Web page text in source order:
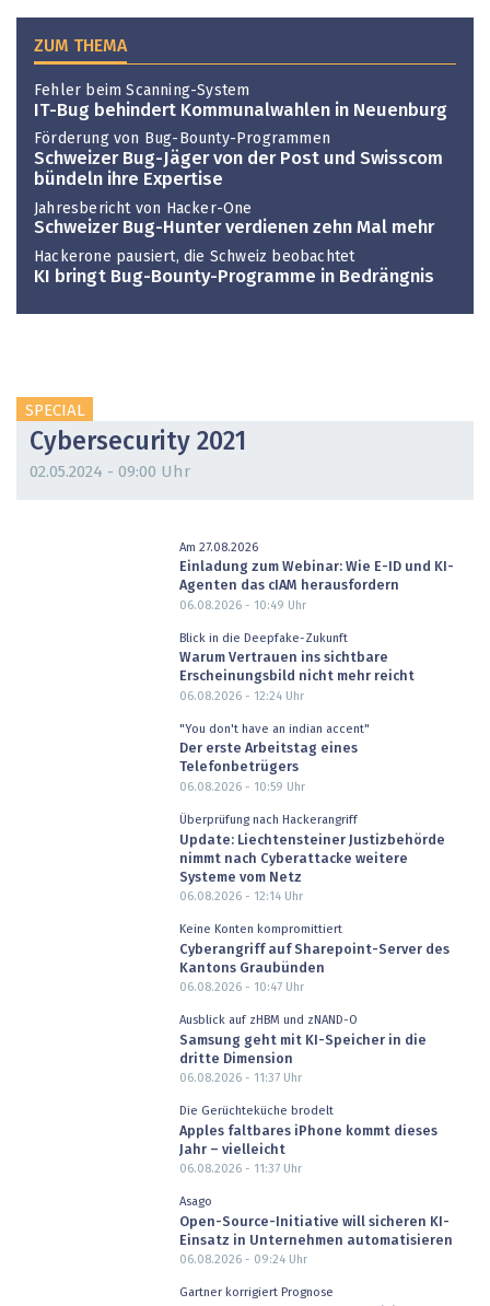
ZUM THEMA
Fehler beim Scanning-System
IT-Bug behindert Kommunalwahlen in Neuenburg
Förderung von Bug-Bounty-Programmen
Schweizer Bug-Jäger von der Post und Swisscom
bündeln ihre Expertise
Jahresbericht von Hacker-One
Schweizer Bug-Hunter verdienen zehn Mal mehr
Hackerone pausiert, die Schweiz beobachtet
KI bringt Bug-Bounty-Programme in Bedrängnis
SPECIAL
Cybersecurity 2021
02.05.2024 - 09:00 Uhr
Am 27.08.2026
Einladung zum Webinar: Wie E-ID und KI-
Agenten das cIAM herausfordern
06.08.2026 - 10:49 Uhr
Blick in die Deepfake-Zukunft
Warum Vertrauen ins sichtbare
Erscheinungsbild nicht mehr reicht
06.08.2026 - 12:24Uhr
"You don't have an indian accent"
Der erste Arbeitstag eines
Telefonbetrügers
06.08.2026 - 10:59 Uhr
Überprüfung nach Hackerangriff
Update: Liechtensteiner Justizbehörde
nimmt nach Cyberattacke weitere
Systeme vom Netz
06.08.2026 - 12:14Uhr
Keine Konten kompromittiert
Cyberangriff auf Sharepoint-Server des
Kantons Graubünden
06.08.2026 - 10:47Uhr
Ausblick auf zHBM und zNAND-O
Samsung geht mit KI-Speicher in die
dritte Dimension
06.08.2026 - 11:37Uhr
Die Gerüchteküche brodelt
Apples faltbares iPhone kommt dieses
Jahr – vielleicht
06.08.2026 - 11:37Uhr
Asago
Open-Source-Initiative will sicheren KI-
Einsatz in Unternehmen automatisieren
06.08.2026 - 09:24Uhr
Gartner korrigiert Prognose